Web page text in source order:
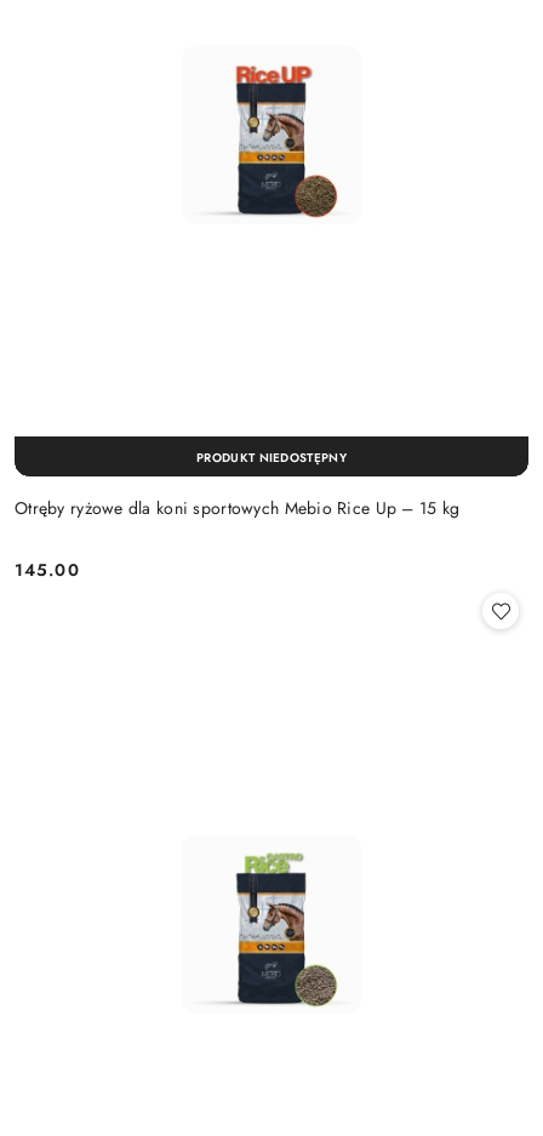
Otręby ryżowe dla koni sportowych Mebio Rice Up – 15 kg
Cena:
145.00
PRODUKT NIEDOSTĘPNY